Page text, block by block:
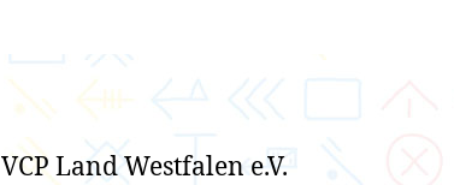
VCP Land Westfalen e.V.